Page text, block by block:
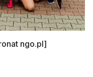
ngo.pl]